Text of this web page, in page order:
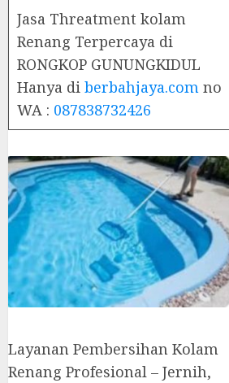
Jasa Threatment kolam
Renang Terpercaya di
RONGKOP GUNUNGKIDUL
Hanya di berbahjaya.com no
WA : 087838732426
Layanan Pembersihan Kolam
Renang Profesional – Jernih,